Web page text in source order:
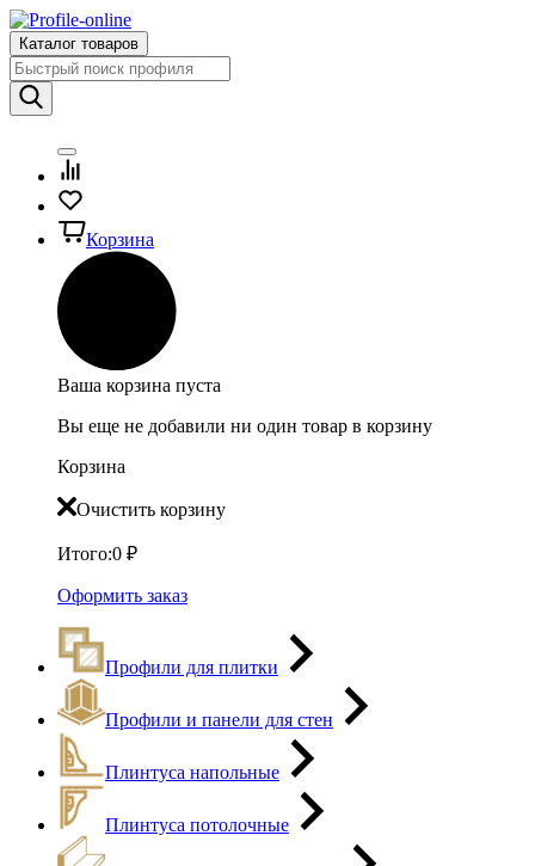
Каталог товаров
Корзина
Ваша корзина пуста
Вы еще не добавили ни один товар в корзину
Корзина
Очистить корзину
Итого:0 ₽
Оформить заказ
Профили для плитки
Профили и панели для стен
Плинтуса напольные
Плинтуса потолочные